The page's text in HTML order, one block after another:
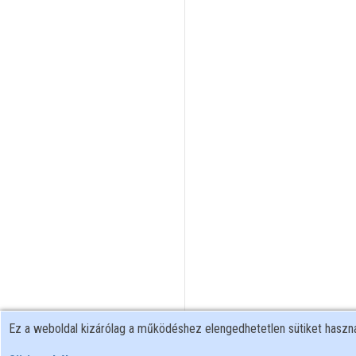
Ez a weboldal kizárólag a működéshez elengedhetetlen sütiket